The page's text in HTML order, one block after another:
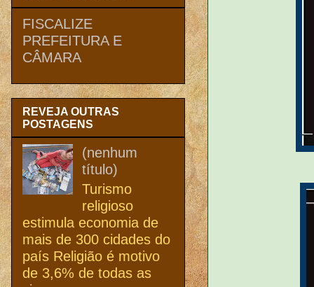
FISCALIZE
PREFEITURA E
CÂMARA
REVEJA OUTRAS
POSTAGENS
(nenhum
título)
Turismo
religioso
estimula economia de
mais de 300 cidades do
país Religião é motivo
de 3,6% de todas as